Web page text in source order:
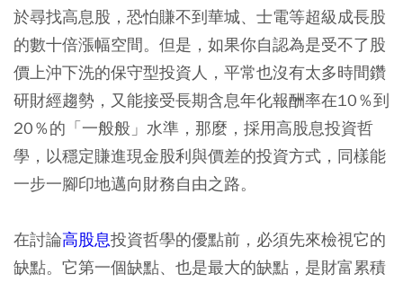
於尋找高息股，恐怕賺不到華城、士電等超級成長股
的數十倍漲幅空間。但是，如果你自認為是受不了股
價上沖下洗的保守型投資人，平常也沒有太多時間鑽
研財經趨勢，又能接受長期含息年化報酬率在10％到
20％的「一般般」水準，那麼，採用高股息投資哲
學，以穩定賺進現金股利與價差的投資方式，同樣能
一步一腳印地邁向財務自由之路。
在討論高股息投資哲學的優點前，必須先來檢視它的
缺點。它第一個缺點、也是最大的缺點，是財富累積